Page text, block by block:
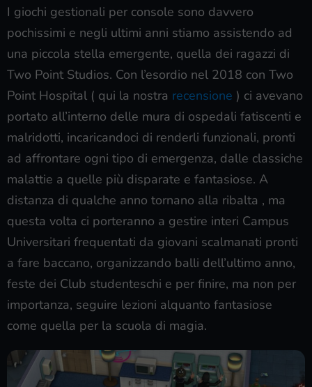
I giochi gestionali per console sono davvero
pochissimi e negli ultimi anni stiamo assistendo ad
una piccola stella emergente, quella dei ragazzi di
Two Point Studios. Con l’esordio nel 2018 con Two
Point Hospital ( qui la nostra recensione ) ci avevano
portato all’interno delle mura di ospedali fatiscenti e
malridotti, incaricandoci di renderli funzionali, pronti
ad affrontare ogni tipo di emergenza, dalle classiche
malattie a quelle più disparate e fantasiose. A
distanza di qualche anno tornano alla ribalta , ma
questa volta ci porteranno a gestire interi Campus
Universitari frequentati da giovani scalmanati pronti
a fare baccano, organizzando balli dell’ultimo anno,
feste dei Club studenteschi e per finire, ma non per
importanza, seguire lezioni alquanto fantasiose
come quella per la scuola di magia.